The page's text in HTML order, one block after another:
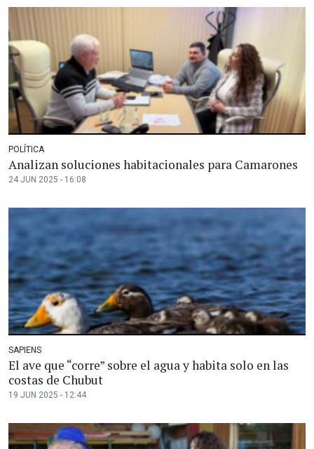
POLÍTICA
Analizan soluciones habitacionales para Camarones
24 JUN 2025 - 16:08
SAPIENS
El ave que “corre” sobre el agua y habita solo en las
costas de Chubut
19 JUN 2025 - 12:44